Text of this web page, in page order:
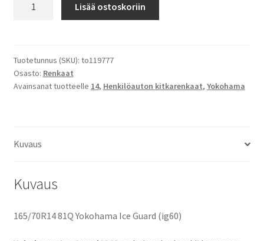
Guard
(ig60)
määrä
Lisää ostoskoriin
Tuotetunnus (SKU): to119777
Osasto: Renkaat
Avainsanat tuotteelle 14, Henkilöauton kitkarenkaat, Yokohama
Kuvaus
Kuvaus
165/70R14 81Q Yokohama Ice Guard (ig60)